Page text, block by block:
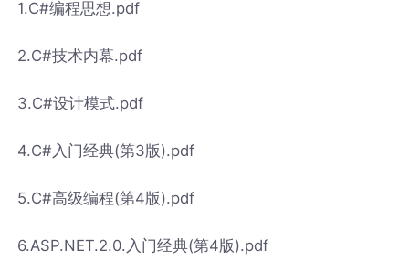
1.C#编程思想.pdf
2.C#技术内幕.pdf
3.C#设计模式.pdf
4.C#入门经典(第3版).pdf
5.C#高级编程(第4版).pdf
6.ASP.NET.2.0.入门经典(第4版).pdf